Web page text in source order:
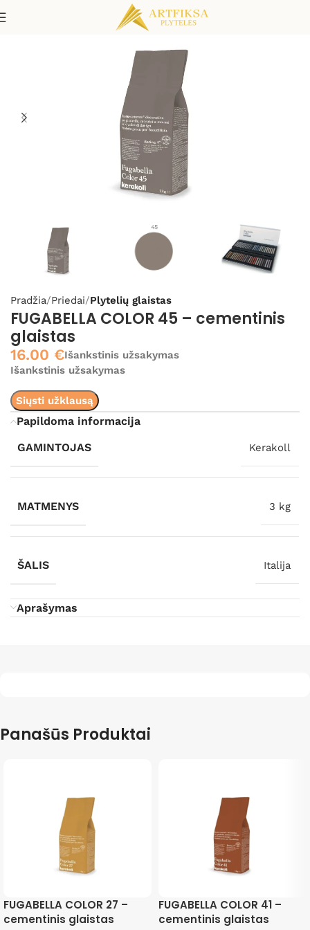
Pradžia Priedai Plytelių glaistas
FUGABELLA COLOR 45 – cementinis
glaistas
16.00 €Išankstinis užsakymas
Išankstinis užsakymas
Siųsti užklausą
Papildoma informacija
GAMINTOJAS
Kerakoll
MATMENYS 3 kg
ŠALIS Italija
Aprašymas
Panašūs Produktai
FUGABELLA COLOR 27 –
cementinis glaistas
FUGABELLA COLOR 41 –
cementinis glaistas